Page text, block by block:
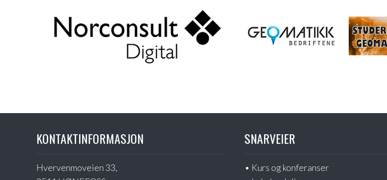
KONTAKTINFORMASJON
Hvervenmoveien 33,
SNARVEIER
Kurs og konferanser